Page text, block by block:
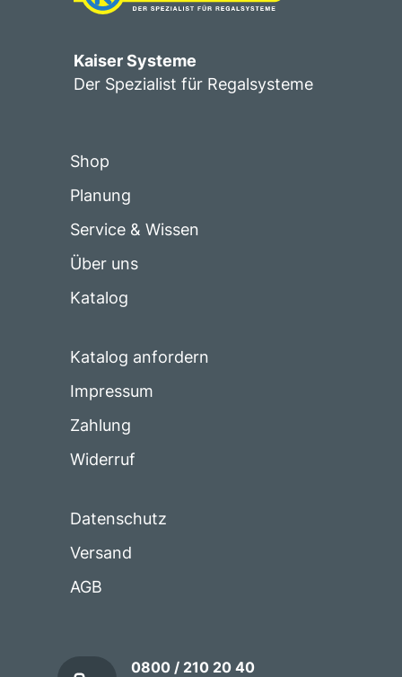
Kaiser Systeme
Der Spezialist für Regalsysteme
Shop
Planung
Service & Wissen
Über uns
Katalog
Katalog anfordern
Impressum
Zahlung
Widerruf
Datenschutz
Versand
AGB
0800 / 210 20 40